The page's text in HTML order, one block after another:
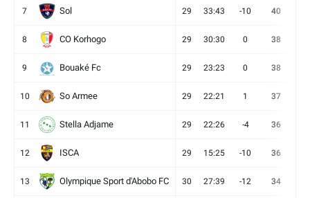
7 Sol 29 33:43 -10 40
8 CO Korhogo 29 30:30 0 38
9 Bouaké Fc 29 23:23 0 38
10 So Armee 29 22:21 1 37
11 Stella Adjame 29 22:26 -4 36
12 ISCA 29 15:25 -10 36
13 Olympique Sport d'Abobo FC 30 27:39 -12 34